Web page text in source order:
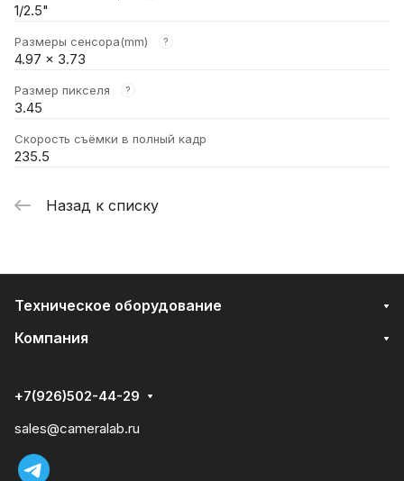
1/2.5"
Размеры сенсора(mm) ?
4.97 × 3.73
Размер пикселя ?
3.45
Скорость съёмки в полный кадр
235.5
Назад к списку
Техническое оборудование
Компания
+7(926)502-44-29
sales@cameralab.ru